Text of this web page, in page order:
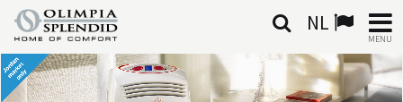
NL
MENU
NEDERLANDSE